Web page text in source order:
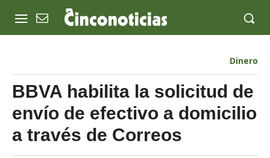
Dinero
BBVA habilita la solicitud de
envío de efectivo a domicilio
a través de Correos